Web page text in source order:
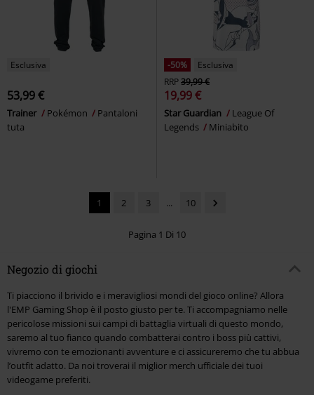
Esclusiva
53,99 €
Trainer Pokémon
Pantaloni
tuta
-50%
Esclusiva
RRP39,99 €
19,99 €
Star Guardian
League Of
Legends
Miniabito
1 2 3 ... 10
Pagina 1 Di 10
Negozio di giochi
Ti piacciono il brivido e i meravigliosi mondi del gioco online? Allora
l'EMP Gaming Shop è il posto giusto per te. Ti accompagniamo nelle
pericolose missioni sui campi di battaglia virtuali di questo mondo,
saremo al tuo fianco quando combatterai contro i boss più cattivi,
vivremo con te emozionanti avventure e ci assicureremo che tu abbua
l’outfit adatto. Da noi troverai il miglior merch ufficiale dei tuoi
videogame preferiti.